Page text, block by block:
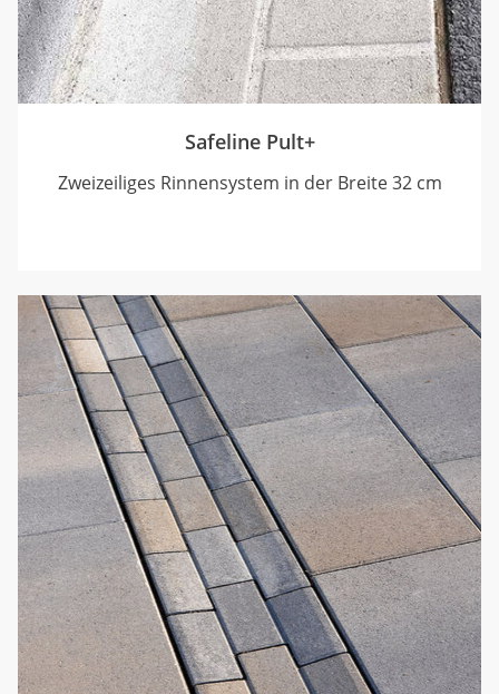
Safeline Pult+
Zweizeiliges Rinnensystem in der Breite 32 cm